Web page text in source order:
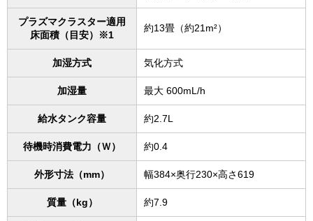
プラズマクラスター適用
床面積（目安）※1
約13畳（約21m²）
加湿方式 気化方式
加湿量 最大 600mL/h
給水タンク容量 約2.7L
待機時消費電力（Ｗ） 約0.4
外形寸法（mm） 幅384×奥行230×高さ619
質量（kg） 約7.9